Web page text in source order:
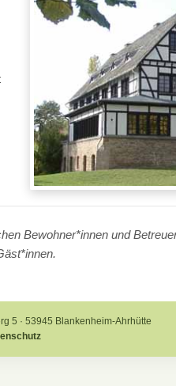
Bewohner*innen und
5 · 53945 Blankenheim-Ahrhütte